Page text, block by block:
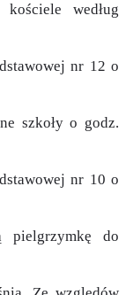
według
nr 12 o
szkoły o godz.
nr 10 o
pielgrzymkę do